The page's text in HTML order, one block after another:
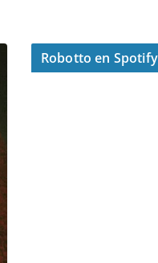
Robotto en Spotify